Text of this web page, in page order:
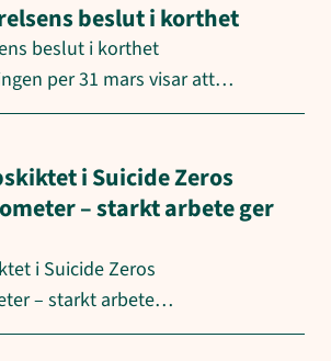
beslut i korthet
beslut i korthet
per 31 mars visar att…
i Suicide Zeros
– starkt arbete ger
i Suicide Zeros
– starkt arbete…